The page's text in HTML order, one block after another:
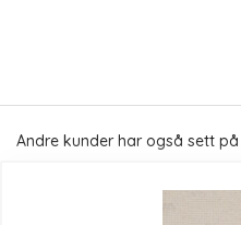
Andre kunder har også sett på